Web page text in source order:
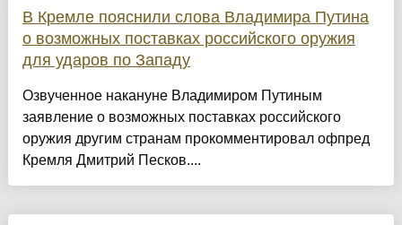
В Кремле пояснили слова Владимира Путина
о возможных поставках российского оружия
для ударов по Западу
Озвученное накануне Владимиром Путиным
заявление о возможных поставках российского
оружия другим странам прокомментировал офпред
Кремля Дмитрий Песков....